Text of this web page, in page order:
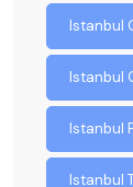
Istanbul
Istanbul
Istanbul
Istanbul